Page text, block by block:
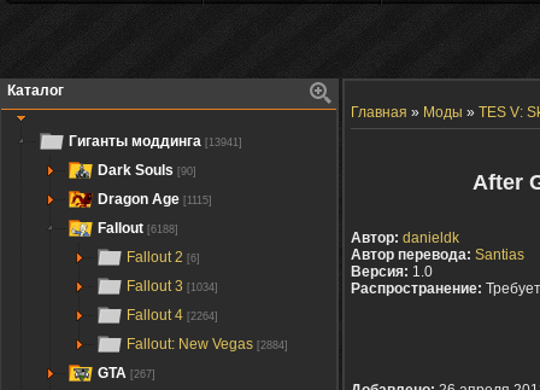
Каталог
Гиганты моддинга [13941]
Dark Souls [90]
Dragon Age [1115]
Fallout [6188]
Fallout 2 [6]
Fallout 3 [1034]
Fallout 4 [2264]
Fallout: New Vegas [2884]
GTA [267]
Главная » Моды » TES V:
After
Автор: danieldk
Автор перевода: Santias
Версия: 1.0
Распространение: